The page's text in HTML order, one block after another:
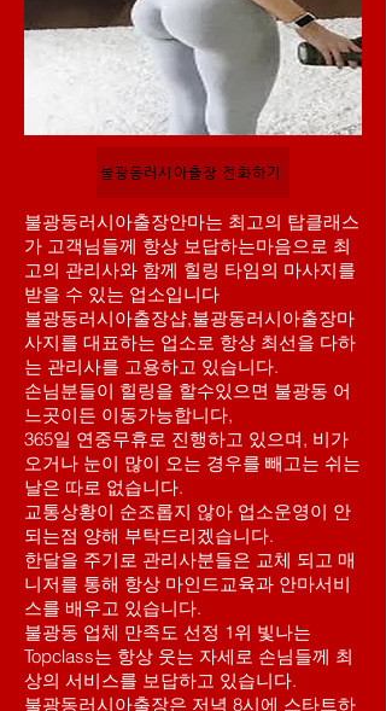
불광동러시아출장 전화하기
불광동러시아출장안마는 최고의 탑클래스
가 고객님들께 항상 보답하는마음으로 최
고의 관리사와 함께 힐링 타임의 마사지를
받을 수 있는 업소입니다
불광동러시아출장샵,불광동러시아출장마
사지를 대표하는 업소로 항상 최선을 다하
는 관리사를 고용하고 있습니다.
손님분들이 힐링을 할수있으면 불광동 어
느곳이든 이동가능합니다,
365일 연중무휴로 진행하고 있으며, 비가
오거나 눈이 많이 오는 경우를 빼고는 쉬는
날은 따로 없습니다.
교통상황이 순조롭지 않아 업소운영이 안
되는점 양해 부탁드리겠습니다.
한달을 주기로 관리사분들은 교체 되고 매
니저를 통해 항상 마인드교육과 안마서비
스를 배우고 있습니다.
불광동 업체 만족도 선정 1위 빛나는
Topclass는 항상 웃는 자세로 손님들께 최
상의 서비스를 보답하고 있습니다.
불광동러시아출장은 저녁 8시에 스타트하